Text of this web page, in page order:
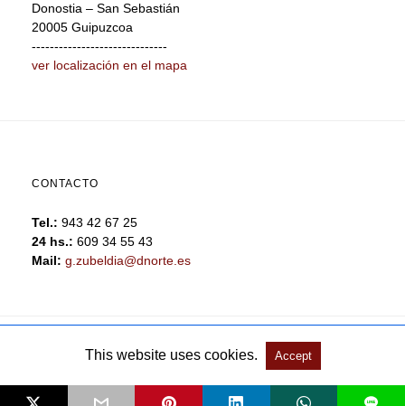
Donostia – San Sebastián
20005 Guipuzcoa
------------------------------
ver localización en el mapa
CONTACTO
Tel.: 943 42 67 25
24 hs.: 609 34 55 43
Mail: g.zubeldia@dnorte.es
All Rights Reserved View Non-AMP Version
This website uses cookies. Accept